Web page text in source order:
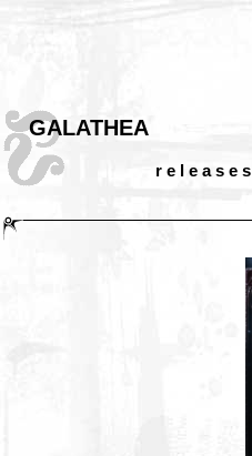
GALATHEA
r e l e a s e s